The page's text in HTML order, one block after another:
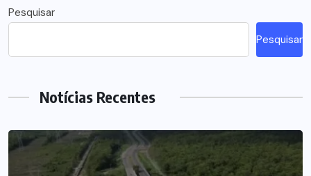
Pesquisar
Pesquisar
Notícias Recentes